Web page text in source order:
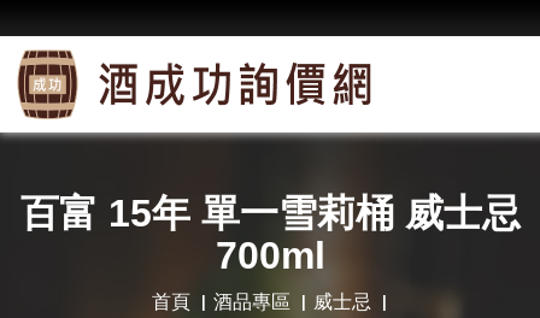
百富 15年 單一雪莉桶 威士忌
700ml
首頁 酒品專區
威士忌